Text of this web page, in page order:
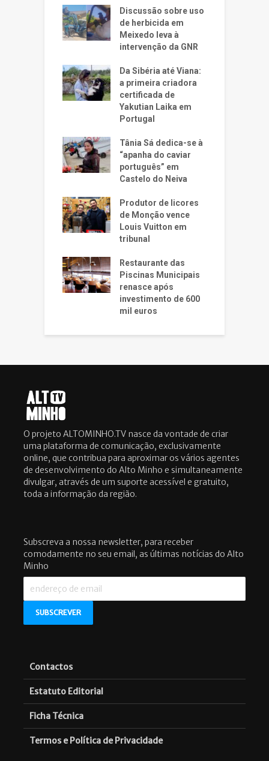
Discussão sobre uso
de herbicida em
Meixedo leva à
intervenção da GNR
Da Sibéria até Viana:
a primeira criadora
certificada de
Yakutian Laika em
Portugal
Tânia Sá dedica-se à
“apanha do caviar
português” em
Castelo do Neiva
Produtor de licores
de Monção vence
Louis Vuitton em
tribunal
Restaurante das
Piscinas Municipais
renasce após
investimento de 600
mil euros
O projeto ALTOMINHO.TV nasce da vontade de criar
uma plataforma de comunicação, exclusivamente
online, que contribua para aproximar os vários agentes
de desenvolvimento do Alto Minho e simultaneamente
divulgar, através de um suporte acessível e gratuito,
toda a informação da região.
Subscreva a nossa newsletter, para receber
comodamente no seu email, as últimas notícias do Alto
Minho
Contactos
Estatuto Editorial
Ficha Técnica
Termos e Política de Privacidade